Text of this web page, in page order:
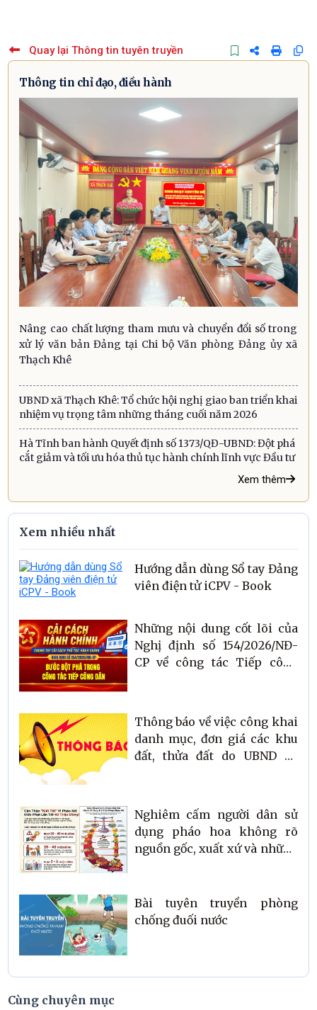
Quay lại Thông tin tuyên truyền
Thông tin chỉ đạo, điều hành
Nâng cao chất lượng tham mưu và chuyển đổi số trong
xử lý văn bản Đảng tại Chi bộ Văn phòng Đảng ủy xã
Thạch Khê
UBND xã Thạch Khê: Tổ chức hội nghị giao ban triển khai
nhiệm vụ trọng tâm những tháng cuối năm 2026
Hà Tĩnh ban hành Quyết định số 1373/QĐ-UBND: Đột phá
cắt giảm và tối ưu hóa thủ tục hành chính lĩnh vực Đầu tư
Xem thêm
Xem nhiều nhất
Hướng dẫn dùng Sổ tay Đảng
viên điện tử iCPV - Book
Những nội dung cốt lõi của
Nghị định số 154/2026/NĐ-
CP về công tác Tiếp công
Thông báo về việc công khai
danh mục, đơn giá các khu
đất, thửa đất do UBND xã
hạn
Nghiêm cấm người dân sử
dụng pháo hoa không rõ
nguồn gốc, xuất xứ và những
công tác PCCC
Bài tuyên truyền phòng
chống đuối nước
Cùng chuyên mục